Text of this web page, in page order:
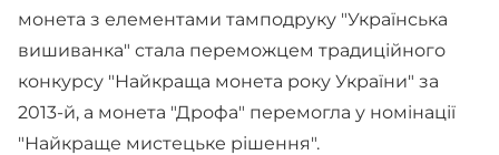
монета з елементами тамподруку "Українська
вишиванка" стала переможцем традиційного
конкурсу "Найкраща монета року України" за
2013-й, а монета "Дрофа" перемогла у номінації
"Найкраще мистецьке рішення".